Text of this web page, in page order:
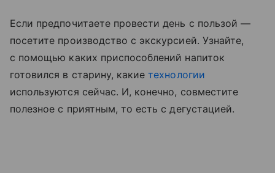
Если предпочитаете провести день с пользой —
посетите производство с экскурсией. Узнайте,
с помощью каких приспособлений напиток
готовился в старину, какиетехнологии
используются сейчас. И, конечно, совместите
полезное с приятным, то есть с дегустацией.